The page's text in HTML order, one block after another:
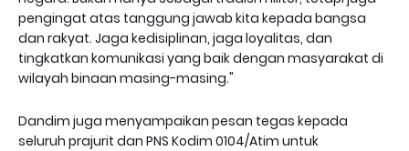
pengingat atas tanggung jawab kita kepada bangsa
dan rakyat. Jaga kedisiplinan, jaga loyalitas, dan
tingkatkan komunikasi yang baik dengan masyarakat di
wilayah binaan masing-masing."
Dandim juga menyampaikan pesan tegas kepada
seluruh prajurit dan PNS Kodim 0104/Atim untuk